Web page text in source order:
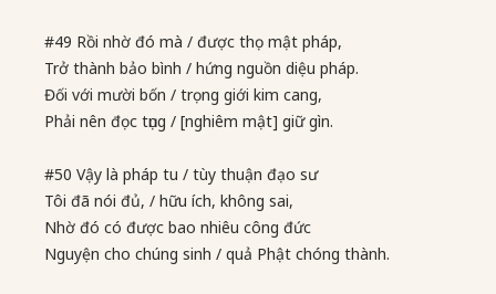
#49 Rồi nhờ đó mà / được thọ mật pháp,
Trở thành bảo bình / hứng nguồn diệu pháp.
Đối với mười bốn / trọng giới kim cang,
Phải nên đọc tụng / [nghiêm mật] giữ gìn.
#50 Vậy là pháp tu / tùy thuận đạo sư
Tôi đã nói đủ, / hữu ích, không sai,
Nhờ đó có được bao nhiêu công đức
Nguyện cho chúng sinh / quả Phật chóng thành.